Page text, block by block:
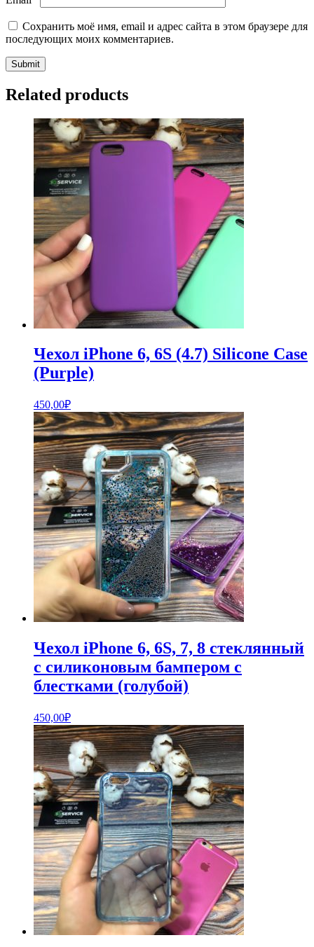
Сохранить моё имя, email и адрес сайта в этом браузере для
последующих моих комментариев.
Related products
Чехол iPhone 6, 6S (4.7) Silicone Case
(Purple)
450,00₽
Чехол iPhone 6, 6S, 7, 8 стеклянный
с силиконовым бампером с
блестками (голубой)
450,00₽